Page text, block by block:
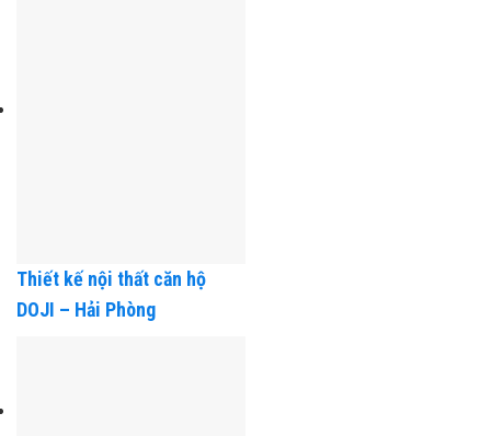
Thiết kế nội thất căn hộ
DOJI – Hải Phòng